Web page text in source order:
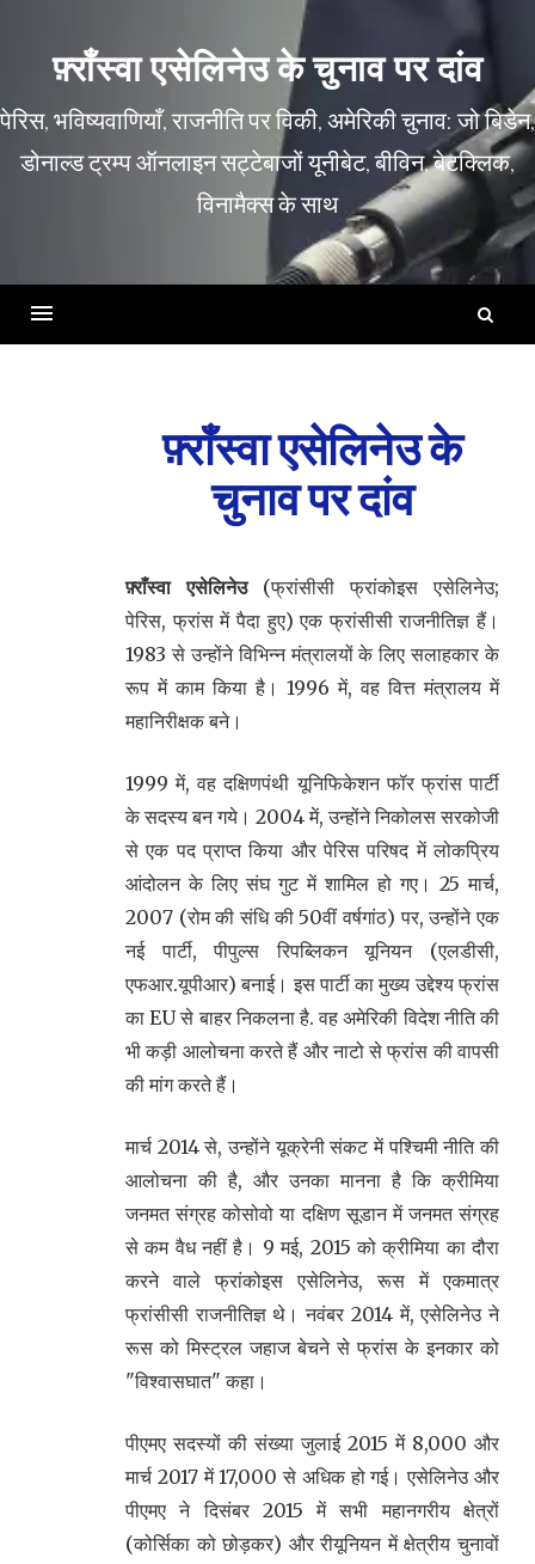
पर
बढ़ने
फ़्राँस्वा एसेलिनेउ के चुनाव पर दांव
पेरिस, भविष्यवाणियाँ, राजनीति पर विकी, अमेरिकी चुनाव: जो बिडेन,
डोनाल्ड ट्रम्प ऑनलाइन सट्टेबाजों यूनीबेट, बीविन, बेटक्लिक,
विनामैक्स के साथ
फ़्राँस्वा एसेलिनेउ के
चुनाव पर दांव
फ़्राँस्वा एसेलिनेउ(फ्रांसीसी फ्रांकोइस एसेलिनेउ;
पेरिस, फ्रांस में पैदा हुए) एक फ्रांसीसी राजनीतिज्ञ हैं।
1983 से उन्होंने विभिन्न मंत्रालयों के लिए सलाहकार के
रूप में काम किया है। 1996 में, वह वित्त मंत्रालय में
महानिरीक्षक बने।
1999 में, वह दक्षिणपंथी यूनिफिकेशन फॉर फ्रांस पार्टी
के सदस्य बन गये। 2004 में, उन्होंने निकोलस सरकोजी
से एक पद प्राप्त किया और पेरिस परिषद में लोकप्रिय
आंदोलन के लिए संघ गुट में शामिल हो गए। 25 मार्च,
2007 (रोम की संधि की 50वीं वर्षगांठ) पर, उन्होंने एक
नई पार्टी, पीपुल्स रिपब्लिकन यूनियन (एलडीसी,
एफआर.यूपीआर) बनाई। इस पार्टी का मुख्य उद्देश्य फ्रांस
का EU से बाहर निकलना है. वह अमेरिकी विदेश नीति की
भी कड़ी आलोचना करते हैं और नाटो से फ्रांस की वापसी
की मांग करते हैं।
मार्च 2014 से, उन्होंने यूक्रेनी संकट में पश्चिमी नीति की
आलोचना की है, और उनका मानना है कि क्रीमिया
जनमत संग्रह कोसोवो या दक्षिण सूडान में जनमत संग्रह
से कम वैध नहीं है। 9 मई, 2015 को क्रीमिया का दौरा
करने वाले फ्रांकोइस एसेलिनेउ, रूस में एकमात्र
फ्रांसीसी राजनीतिज्ञ थे। नवंबर 2014 में, एसेलिनेउ ने
रूस को मिस्ट्रल जहाज बेचने से फ्रांस के इनकार को
"विश्वासघात" कहा।
पीएमए सदस्यों की संख्या जुलाई 2015 में 8,000 और
मार्च 2017 में 17,000 से अधिक हो गई। एसेलिनेउ और
पीएमए ने दिसंबर 2015 में सभी महानगरीय क्षेत्रों
(कोर्सिका को छोड़कर) और रीयूनियन में क्षेत्रीय चुनावों